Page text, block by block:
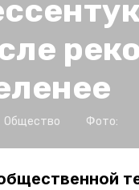
Общество Фото: